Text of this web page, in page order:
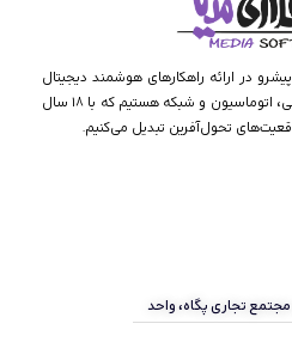
گروه نرم‌افزاری مدیا از سال ۱۳۸۶ پیشرو در ارائه راهکارهای هوشمند دیجیتال
است. ما تیمی از نخبگان برنامه‌نویسی، اتوماسیون و شبکه هستیم که با ۱۸ سال
تحول‌آفرین تبدیل می‌کنیم.
تجاری پگاه، واحد